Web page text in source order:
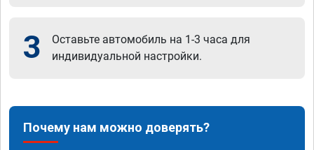
3
Оставьте автомобиль на 1-3 часа для
индивидуальной настройки.
Почему нам можно доверять?